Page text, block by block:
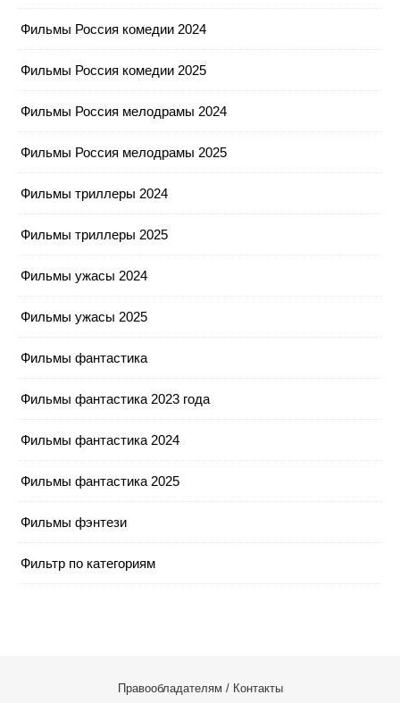
Фильмы Россия комедии 2024
Фильмы Россия комедии 2025
Фильмы Россия мелодрамы 2024
Фильмы Россия мелодрамы 2025
Фильмы триллеры 2024
Фильмы триллеры 2025
Фильмы ужасы 2024
Фильмы ужасы 2025
Фильмы фантастика
Фильмы фантастика 2023 года
Фильмы фантастика 2024
Фильмы фантастика 2025
Фильмы фэнтези
Фильтр по категориям
Правообладателям / Контакты